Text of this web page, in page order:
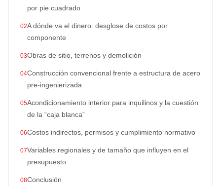
por pie cuadrado
A dónde va el dinero: desglose de costos por
componente
Obras de sitio, terrenos y demolición
Construcción convencional frente a estructura de acero
pre‑ingenierizada
Acondicionamiento interior para inquilinos y la cuestión
de la “caja blanca”
Costos indirectos, permisos y cumplimiento normativo
Variables regionales y de tamaño que influyen en el
presupuesto
Conclusión